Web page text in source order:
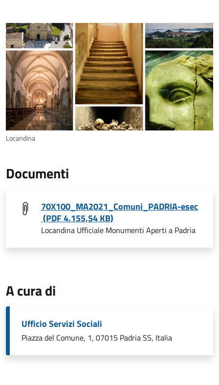
Locandina
Documenti
70X100_MA2021_Comuni_PADRIA-esec
(PDF 4.155,54 KB)
Locandina Ufficiale Monumenti Aperti a Padria
A cura di
Ufficio Servizi Sociali
Piazza del Comune, 1, 07015 Padria SS, Italia